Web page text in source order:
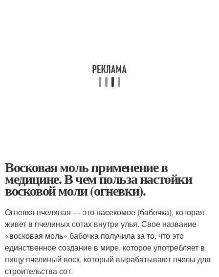
Восковая моль применение в
медицине. В чем польза настойки
восковой моли (огневки).
Огневка пчелиная — это насекомое (бабочка), которая
живет в пчелиных сотах внутри улья. Свое название
«восковая моль» бабочка получила за то, что это
единственное создание в мире, которое употребляет в
пищу пчелиный воск, который вырабатывают пчелы для
строительства сот.